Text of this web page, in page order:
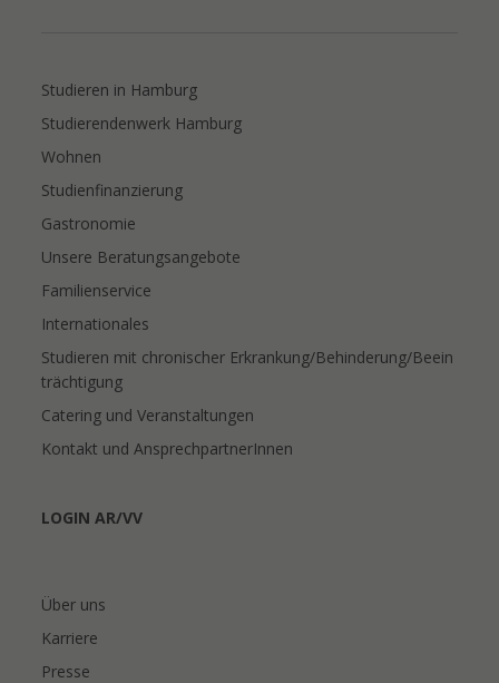
Studieren in Hamburg
Studierendenwerk Hamburg
Wohnen
Studienfinanzierung
Gastronomie
Unsere Beratungsangebote
Familienservice
Internationales
Studieren mit chronischer Erkrankung/Behinderung/Beein
trächtigung
Catering und Veranstaltungen
Kontakt und AnsprechpartnerInnen
LOGIN AR/VV
Über uns
Karriere
Presse